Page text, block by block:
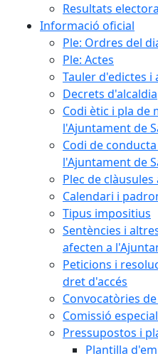
Resultats
Informació oficial
Ple: Ordres del
Ple: Actes
Tauler d'edictes i
Decrets d'alcaldia
Codi ètic i pla de
l'Ajuntament de
Codi de
l'Ajuntament de
Plec de
Calendari i
Tipus impositius
Sentències i
afecten a
Peticions i
dret d'accés
Convocatòries
Comissió
Pressupostos i
Plantilla